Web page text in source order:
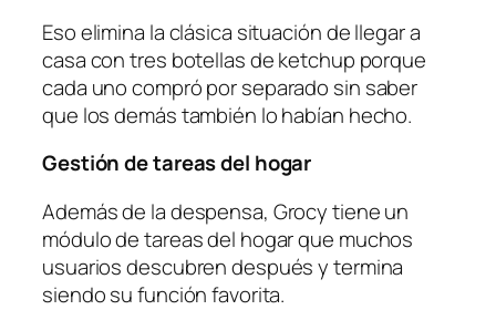
Eso elimina la clásica situación de llegar a
casa con tres botellas de ketchup porque
cada uno compró por separado sin saber
que los demás también lo habían hecho.
Gestión de tareas del hogar
Además de la despensa, Grocy tiene un
módulo de tareas del hogar que muchos
usuarios descubren después y termina
siendo su función favorita.